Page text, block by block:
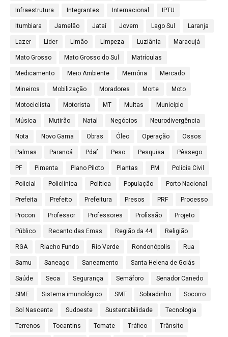
Infraestrutura Integrantes Internacional IPTU
Itumbiara Jamelão Jataí Jovem Lago Sul Laranja
Lazer Líder Limão Limpeza Luziânia Maracujá
Mato Grosso Mato Grosso do Sul Matrículas
Medicamento Meio Ambiente Memória Mercado
Mineiros Mobilização Moradores Morte Moto
Motociclista Motorista MT Multas Município
Música Mutirão Natal Negócios Neurodivergência
Nota Novo Gama Obras Óleo Operação Ossos
Palmas Paranoá Pdaf Peso Pesquisa Pêssego
PF Pimenta Plano Piloto Plantas PM Polícia Civil
Policial Policlínica Política População Porto Nacional
Prefeita Prefeito Prefeitura Presos PRF Processo
Procon Professor Professores Profissão Projeto
Público Recanto das Emas Região da 44 Religião
RGA Riacho Fundo Rio Verde Rondonópolis Rua
Samu Saneago Saneamento Santa Helena de Goiás
Saúde Seca Segurança Semáforo Senador Canedo
SIME Sistema imunológico SMT Sobradinho Socorro
Sol Nascente Sudoeste Sustentabilidade Tecnologia
Terrenos Tocantins Tomate Tráfico Trânsito